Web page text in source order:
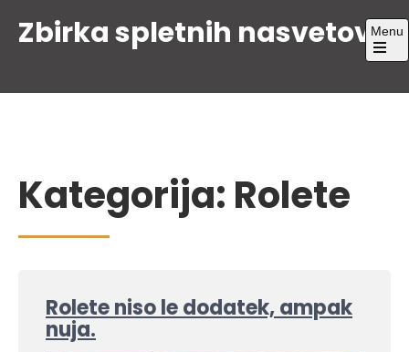
Zbirka spletnih nasvetovMenu
Open
main
Kategorija: Rolete
Rolete niso le dodatek, ampak
nuja.